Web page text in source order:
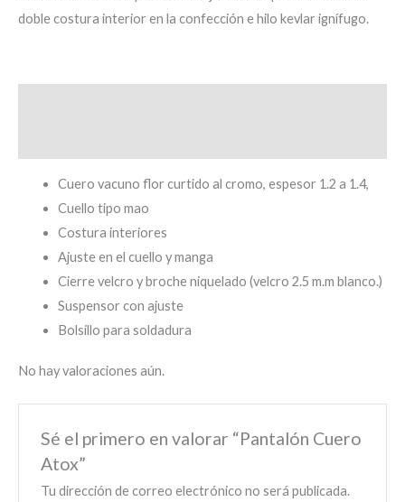
doble costura interior en la confección e hilo kevlar ignífugo.
Cuero vacuno flor curtido al cromo, espesor 1.2 a 1.4,
Cuello tipo mao
Costura interiores
Ajuste en el cuello y manga
Cierre velcro y broche niquelado (velcro 2.5 m.m blanco.)
Suspensor con ajuste
Bolsillo para soldadura
No hay valoraciones aún.
Sé el primero en valorar “Pantalón Cuero
Atox”
Tu dirección de correo electrónico no será publicada.